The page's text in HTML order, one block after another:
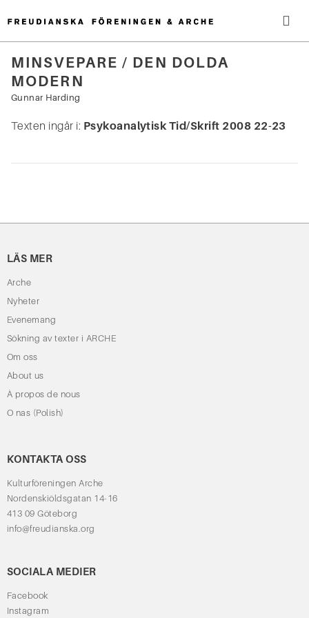
till
innehåll
Sök
efter:
MINSVEPARE / DEN DOLDA
MODERN
Gunnar Harding
Texten ingår i: Psykoanalytisk Tid/Skrift 2008 22-23
LÄS MER
Arche
Nyheter
Evenemang
Sökning av texter i ARCHE
Om oss
About us
À propos de nous
O nas (Polish)
KONTAKTA OSS
Kulturföreningen Arche
Nordenskiöldsgatan 14-16
413 09 Göteborg
info@freudianska.org
SOCIALA MEDIER
Facebook
Instagram